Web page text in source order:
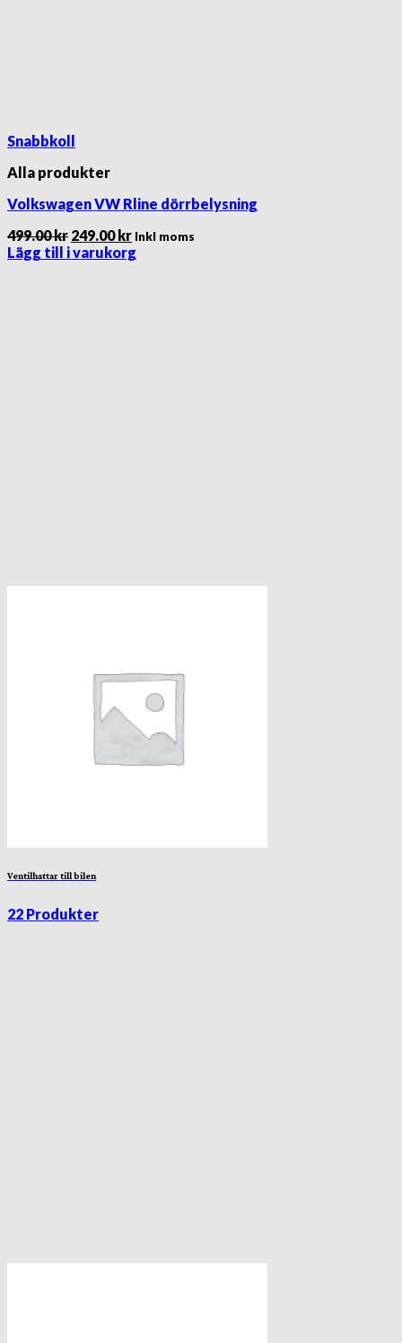
Snabbkoll
Alla produkter
Volkswagen VW Rline dörrbelysning
499.00kr Det
ursprungliga
249.00krDet
nuvarande
Inkl moms
Lägg till i varukorg
Ventilhattar till bilen
22 Produkter